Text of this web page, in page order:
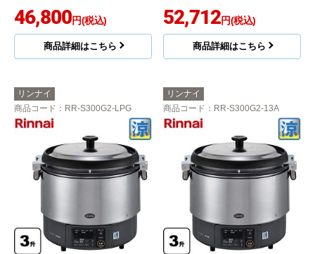
46,800円(税込)
商品詳細はこちら
52,712円(税込)
商品詳細はこちら
リンナイ
商品コード ：RR-S300G2-LPG
リンナイ
商品コード ：RR-S300G2-13A